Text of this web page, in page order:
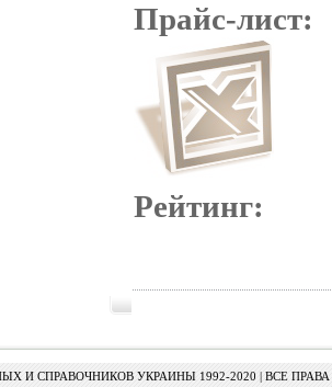
Прайс-лист:
Рейтинг:
И СПРАВОЧНИКОВ УКРАИНЫ 1992-2020 | ВСЕ